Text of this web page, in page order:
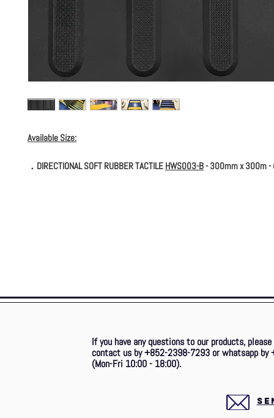
Available Size:
．DIRECTIONAL SOFT RUBBER TACTILE HWS003-B- 300mm x 300m -
If you have any questions to our products,
contact us by +852-2398-7293 or whatsapp by
(Mon-Fri 10:00 - 18:00).